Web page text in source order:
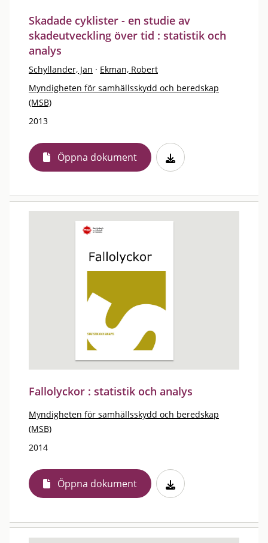
Skadade cyklister - en studie av
skadeutveckling över tid : statistik och
analys
Schyllander, Jan · Ekman, Robert
Myndigheten för samhällsskydd och beredskap
(MSB)
2013
Öppna dokument
Fallolyckor : statistik och analys
Myndigheten för samhällsskydd och beredskap
(MSB)
2014
Öppna dokument